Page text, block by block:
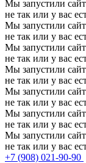
Мы запустили
не так или у вас
Мы запустили
не так или у вас
Мы запустили
не так или у вас
Мы запустили
не так или у вас
Мы запустили
не так или у вас
Мы запустили
не так или у вас
Мы запустили
не так или у вас
+7 (908) 021-90-90